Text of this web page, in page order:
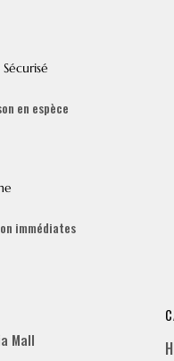
en espèce
immédiates
Mall